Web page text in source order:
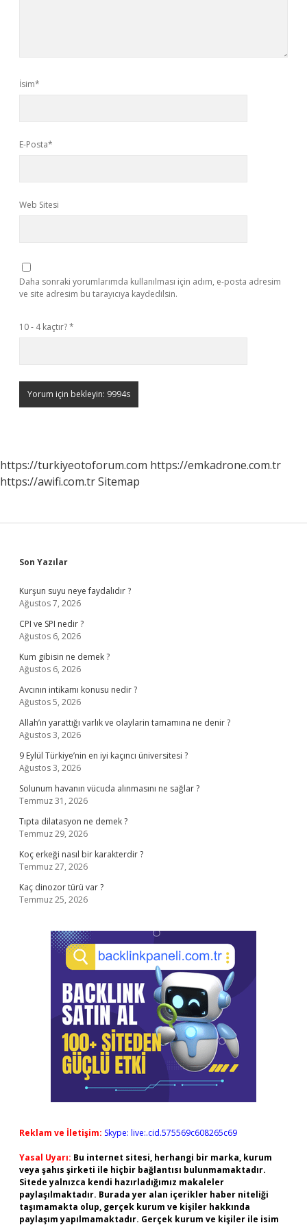
İsim*
E-Posta*
Web Sitesi
Daha sonraki yorumlarımda kullanılması için adım, e-posta adresim
ve site adresim bu tarayıcıya kaydedilsin.
10 - 4 kaçtır?*
https://turkiyeotoforum.com https://emkadrone.com.tr
https://awifi.com.trSitemap
Sidebar
Son Yazılar
Kurşun suyu neye faydalıdır ?
Ağustos 7, 2026
CPI ve SPI nedir ?
Ağustos 6, 2026
Kum gibisin ne demek ?
Ağustos 6, 2026
Avcının intikamı konusu nedir ?
Ağustos 5, 2026
Allah’ın yarattığı varlık ve olaylarin tamamına ne denir ?
Ağustos 3, 2026
9 Eylül Türkiye’nin en iyi kaçıncı üniversitesi ?
Ağustos 3, 2026
Solunum havanın vücuda alınmasını ne sağlar ?
Temmuz 31, 2026
Tıpta dilatasyon ne demek ?
Temmuz 29, 2026
Koç erkeği nasıl bir karakterdir ?
Temmuz 27, 2026
Kaç dinozor türü var ?
Temmuz 25, 2026
Reklam ve İletişim: Skype: live:.cid.575569c608265c69
Yasal Uyarı: Bu internet sitesi, herhangi bir marka, kurum
veya şahıs şirketi ile hiçbir bağlantısı bulunmamaktadır.
Sitede yalnızca kendi hazırladığımız makaleler
paylaşılmaktadır. Burada yer alan içerikler haber niteliği
taşımamakta olup, gerçek kurum ve kişiler hakkında
paylaşım yapılmamaktadır. Gerçek kurum ve kişiler ile isim